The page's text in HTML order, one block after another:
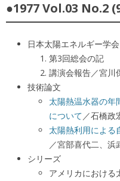
●1977 Vol.03 No.2
日本太陽エネルギー学
第3回総会の記
講演会報告／宮川
技術論文
太陽熱温水器の年
について／石橋政
太陽熱利用による
／宮部喜代二、浜
シリーズ
アメリカにおける